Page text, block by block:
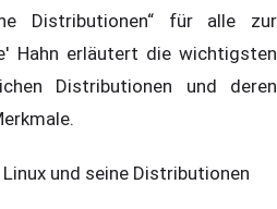
Distributionen“ für alle zur
Hahn erläutert die wichtigsten
Distributionen und deren
und seine Distributionen